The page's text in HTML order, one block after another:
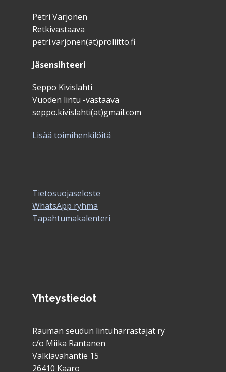
Petri Varjonen
Retkivastaava
petri.varjonen(at)proliitto.fi
Jäsensihteeri
Seppo Kivislahti
Vuoden lintu -vastaava
seppo.kivislahti(at)gmail.com
Lisää toimihenkilöitä
Tietosuojaseloste
WhatsApp ryhmä
Tapahtumakalenteri
Yhteystiedot
Rauman seudun lintuharrastajat ry
c/o Miika Rantanen
Valkiavahantie 15
26410 Kaaro